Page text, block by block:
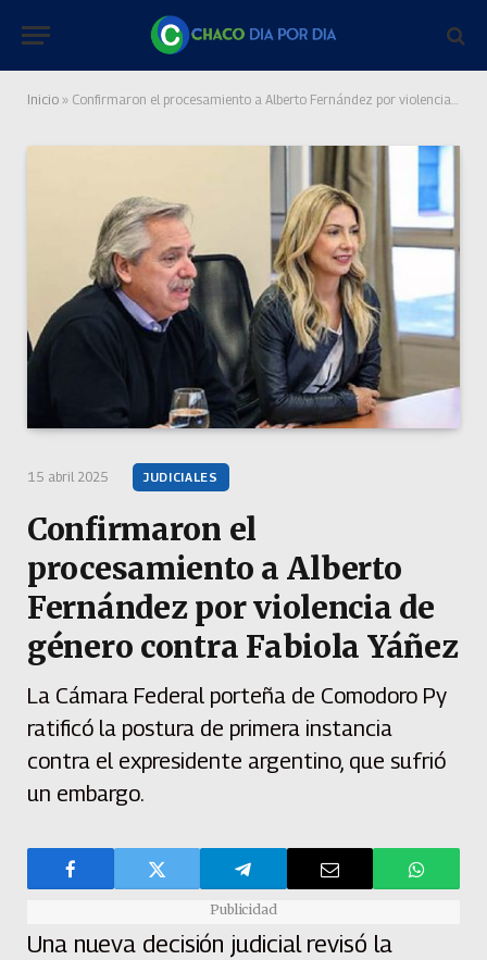
Inicio » Confirmaron el procesamiento a Alberto Fernández por violencia de género contra Fabiola Yáñez
15 abril 2025 JUDICIALES
Confirmaron el
procesamiento a Alberto
Fernández por violencia de
género contra Fabiola Yáñez
La Cámara Federal porteña de Comodoro Py
ratificó la postura de primera instancia
contra el expresidente argentino, que sufrió
un embargo.
Publicidad
Una nueva decisión judicial revisó la